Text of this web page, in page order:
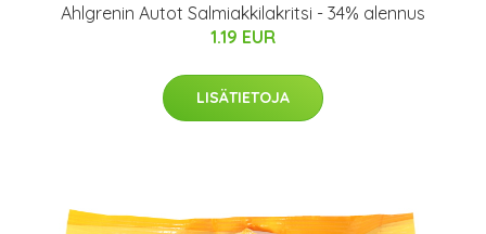
Ahlgrenin Autot Salmiakkilakritsi - 34% alennus
1.19 EUR
LISÄTIETOJA